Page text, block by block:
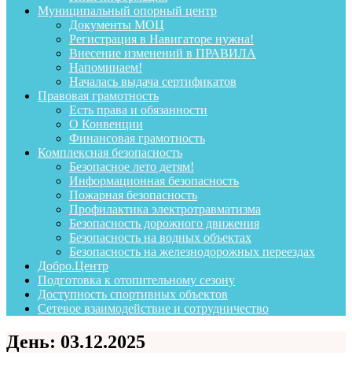
Муниципальный опорный центр
Документы МОЦ
Регистрация в Навигаторе нужна!
Внесение изменений в ПРАВИЛА
Напоминаем!
Началась выдача сертификатов
Правовая грамотность
Есть права и обязанности
О Конвенции
Финансовая грамотность
Комплексная безопасность
Безопасное лето детям!
Информационная безопасность
Пожарная безопасность
Профилактика электротравматизма
Безопасность дорожного движения
Безопасность на водных объектах
Безопасность на железнодорожных переездах
Добро.Центр
Подготовка к отопительному сезону
Доступность спортивных объектов
Сетевое взаимодействие и сотрудничество
День: 03.12.2025